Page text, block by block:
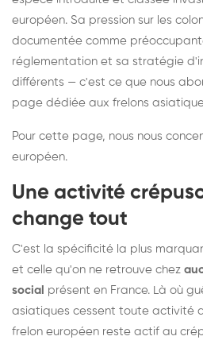
européen. Sa pression sur les
documentée comme
réglementation et sa stratégie
différents — c'est ce que nous
page dédiée aux frelons
Pour cette page, nous nous
européen.
Une activité
change tout
C'est la spécificité la plus
et celle qu'on ne retrouve chez
social présent en France. Là où
asiatiques cessent toute activité
frelon européen reste actif au